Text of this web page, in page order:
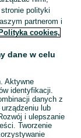
chłopca Zobacz
polityki
partnerom i
Polityka cookies,
dane w celu
Aktywne
identyfikacji.
danych z
lub
i ulepszanie
Tworzenie